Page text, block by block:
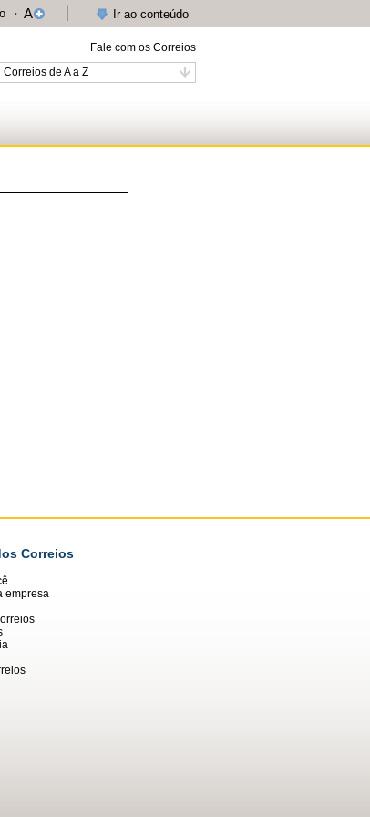
Ir ao conteúdo
A
Fale com os Correios
Correios de A a Z
Correios
empresa